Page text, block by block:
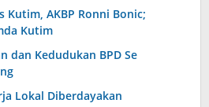
Kutim, AKBP Ronni Bonic;
Kutim
dan Kedudukan BPD Se
Lokal Diberdayakan